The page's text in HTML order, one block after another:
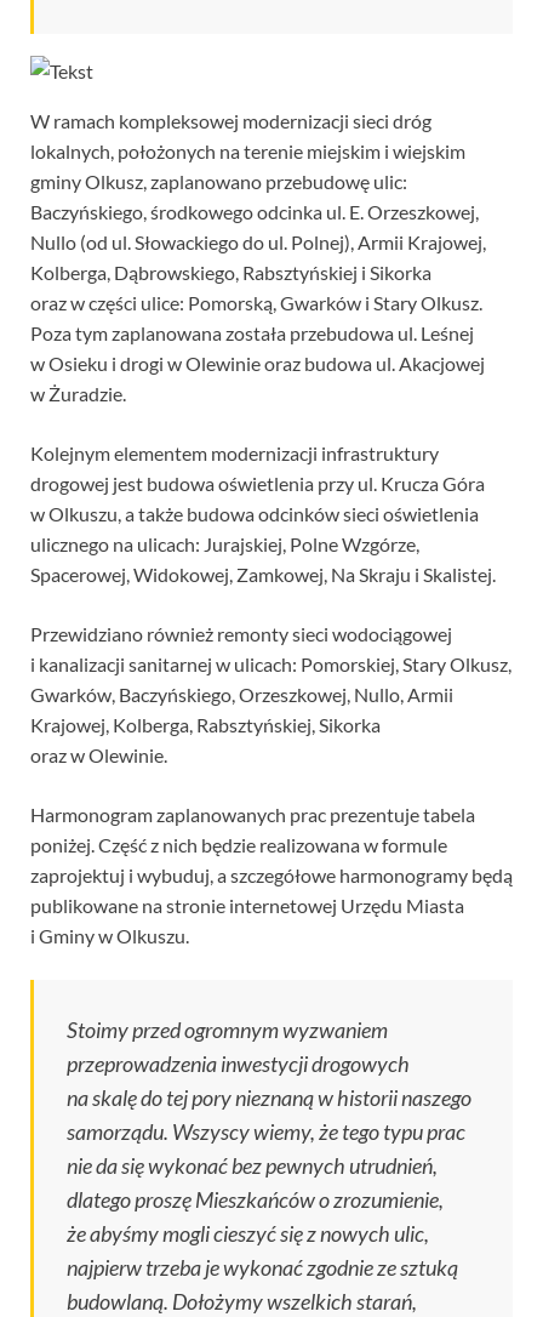
W ramach kompleksowej modernizacji sieci dróg
lokalnych, położonych na terenie miejskim i wiejskim
gminy Olkusz, zaplanowano przebudowę ulic:
Baczyńskiego, środkowego odcinka ul. E. Orzeszkowej,
Nullo (od ul. Słowackiego do ul. Polnej), Armii Krajowej,
Kolberga, Dąbrowskiego, Rabsztyńskiej i Sikorka
oraz w części ulice: Pomorską, Gwarków i Stary Olkusz.
Poza tym zaplanowana została przebudowa ul. Leśnej
w Osieku i drogi w Olewinie oraz budowa ul. Akacjowej
w Żuradzie.
Kolejnym elementem modernizacji infrastruktury
drogowej jest budowa oświetlenia przy ul. Krucza Góra
w Olkuszu, a także budowa odcinków sieci oświetlenia
ulicznego na ulicach: Jurajskiej, Polne Wzgórze,
Spacerowej, Widokowej, Zamkowej, Na Skraju i Skalistej.
Przewidziano również remonty sieci wodociągowej
i kanalizacji sanitarnej w ulicach: Pomorskiej, Stary Olkusz,
Gwarków, Baczyńskiego, Orzeszkowej, Nullo, Armii
Krajowej, Kolberga, Rabsztyńskiej, Sikorka
oraz w Olewinie.
Harmonogram zaplanowanych prac prezentuje tabela
poniżej. Część z nich będzie realizowana w formule
zaprojektuj i wybuduj, a szczegółowe harmonogramy będą
publikowane na stronie internetowej Urzędu Miasta
i Gminy w Olkuszu.
Stoimy przed ogromnym wyzwaniem
przeprowadzenia inwestycji drogowych
na skalę do tej pory nieznaną w historii naszego
samorządu. Wszyscy wiemy, że tego typu prac
nie da się wykonać bez pewnych utrudnień,
dlatego proszę Mieszkańców o zrozumienie,
że abyśmy mogli cieszyć się z nowych ulic,
najpierw trzeba je wykonać zgodnie ze sztuką
budowlaną. Dołożymy wszelkich starań,